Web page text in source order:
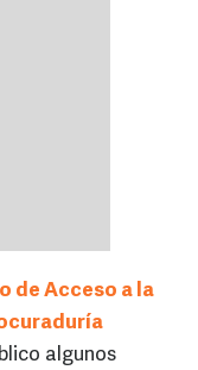
de Acceso a la
algunos